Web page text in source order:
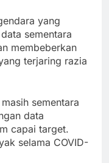
yang
sementara
membeberkan
terjaring razia
sementara
data
capai target.
selama COVID-